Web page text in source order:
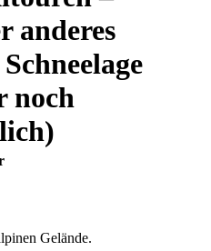
anderes
noch
Gelände.